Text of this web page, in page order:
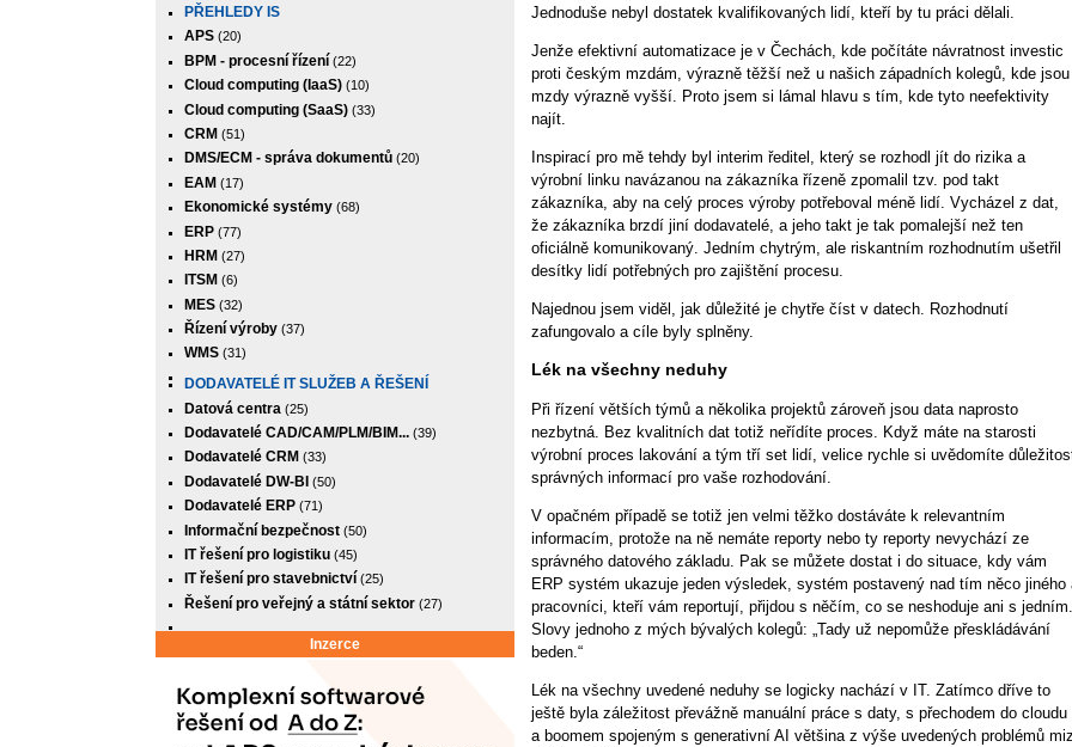
PŘEHLEDY IS
APS(20)
BPM - procesní řízení(22)
Cloud computing (IaaS)(10)
Cloud computing (SaaS)(33)
CRM (51)
DMS/ECM - správa dokumentů(20)
EAM (17)
Ekonomické systémy(68)
ERP(77)
HRM (27)
ITSM (6)
MES(32)
Řízení výroby(37)
WMS(31)
DODAVATELÉ IT SLUŽEB A ŘEŠENÍ
Datová centra (25)
Dodavatelé CAD/CAM/PLM/BIM...(39)
Dodavatelé CRM (33)
Dodavatelé DW-BI (50)
Dodavatelé ERP(71)
Informační bezpečnost(50)
IT řešení pro logistiku(45)
IT řešení pro stavebnictví(25)
Řešení pro veřejný a státní sektor(27)
Inzerce
Jednoduše nebyl dostatek kvalifikovaných lidí, kteří by tu práci dělali.
Jenže efektivní automatizace je v Čechách, kde počítáte návratnost investic
proti českým mzdám, výrazně těžší než u našich západních kolegů, kde jsou
mzdy výrazně vyšší. Proto jsem si lámal hlavu s tím, kde tyto neefektivity
najít.
Inspirací pro mě tehdy byl interim ředitel, který se rozhodl jít do rizi­ka a
výrobní linku navázanou na zákazníka řízeně zpomalil tzv. pod takt
zákazníka, aby na celý proces výroby potřeboval méně lidí. Vy­chá­zel z dat,
že zákazníka brzdí jiní dodavatelé, a jeho takt je tak po­ma­lej­ší než ten
oficiálně komunikovaný. Jedním chytrým, ale risk­ant­ním rozhodnutím ušetřil
desítky lidí potřebných pro zajištění procesu.
Najednou jsem viděl, jak důležité je chytře číst v datech. Rozhodnutí
zafungovalo a cíle byly splněny.
Lék na všechny neduhy
Při řízení větších týmů a několika projektů zároveň jsou data na­pro­s­to
nezbytná. Bez kvalitních dat totiž neřídíte proces. Když máte na starosti
výrobní proces lakování a tým tří set lidí, velice rychle si uvědomíte
správných informací pro vaše rozhodování.
V opačném případě se totiž jen velmi těžko dostáváte k relevantním
informacím, protože na ně nemáte reporty nebo ty reporty nevychází ze
správného datového základu. Pak se můžete dostat i do situace, kdy vám
ERP systém ukazuje jeden výsledek, systém postavený nad tím něco jiného
pracovníci, kteří vám reportují, přijdou s něčím, co se neshoduje ani s jedním.
Slovy jednoho z mých bývalých kolegů: „Tady už nepomůže přeskládávání
beden.“
Lék na všechny uvedené neduhy se logicky nachází v IT. Zatímco dříve to
ještě byla záležitost převážně manuální práce s daty, s přechodem do cloudu
a boomem spojeným s generativní AI většina z výše uvedených problémů